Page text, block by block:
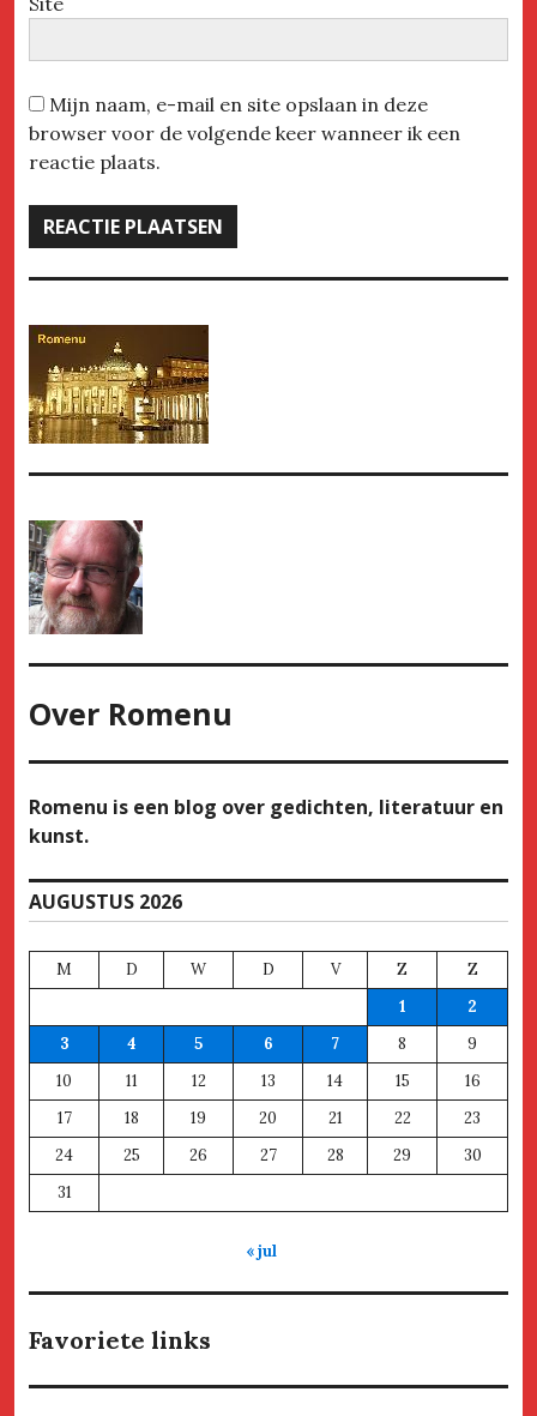
Mijn naam, e-mail en site opslaan in deze
browser voor de volgende keer wanneer ik een
reactie plaats.
Over Romenu
Romenu is een blog over gedichten, literatuur en
kunst.
AUGUSTUS 2026
M D W D V Z
Z
1
2
3
4 5 6 7 8
9
10
11 12 13 14 15
16
17
18 19 20 21 22
23
24
25 26 27 28 29
30
31
« jul
Favoriete links